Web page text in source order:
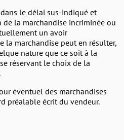
le délai sus-indiqué et
la marchandise incriminée ou
un avoir
la marchandise peut en résulter,
nature que ce soit à la
réservant le choix de la
éventuel des marchandises
préalable écrit du vendeur.